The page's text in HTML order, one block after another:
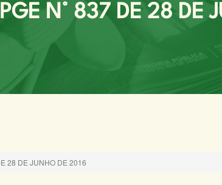
N° 837 DE 28 DE
28 DE JUNHO DE 2016